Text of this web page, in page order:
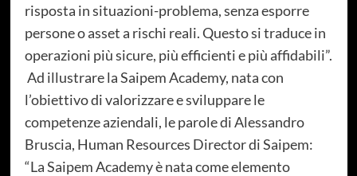
risposta in situazioni-problema, senza esporre
persone o asset a rischi reali. Questo si traduce in
operazioni più sicure, più efficienti e più affidabili”.
Ad illustrare la Saipem Academy, nata con
l’obiettivo di valorizzare e sviluppare le
competenze aziendali, le parole di Alessandro
Bruscia, Human Resources Director di Saipem:
“La Saipem Academy è nata come elemento